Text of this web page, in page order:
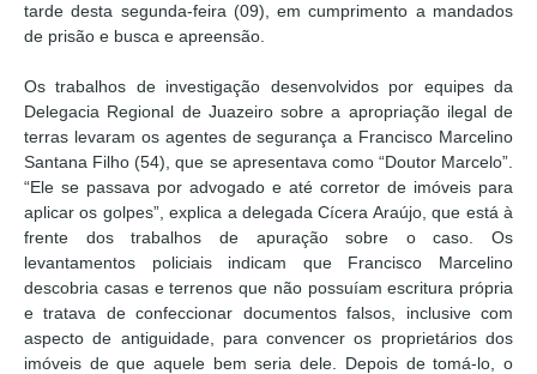
tarde desta segunda-feira (09), em cumprimento a mandados
de prisão e busca e apreensão.
Os trabalhos de investigação desenvolvidos por equipes da
Delegacia Regional de Juazeiro sobre a apropriação ilegal de
terras levaram os agentes de segurança a Francisco Marcelino
Santana Filho (54), que se apresentava como “Doutor Marcelo”.
“Ele se passava por advogado e até corretor de imóveis para
aplicar os golpes”, explica a delegada Cícera Araújo, que está à
frente dos trabalhos de apuração sobre o caso. Os
levantamentos policiais indicam que Francisco Marcelino
descobria casas e terrenos que não possuíam escritura própria
e tratava de confeccionar documentos falsos, inclusive com
aspecto de antiguidade, para convencer os proprietários dos
imóveis de que aquele bem seria dele. Depois de tomá-lo, o